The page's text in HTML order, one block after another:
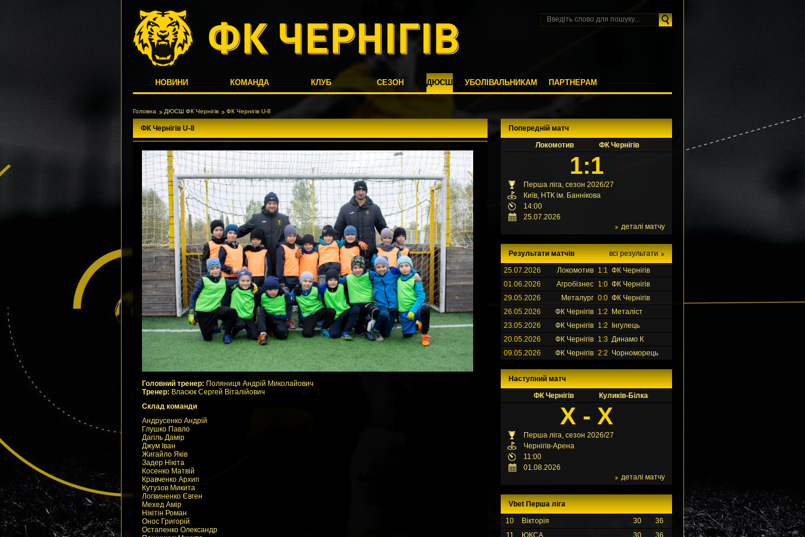
НОВИНИ КОМАНДА КЛУБ СЕЗОН ДЮСШ УБОЛІВАЛЬНИКАМ ПАРТНЕРАМ
Головна ДЮСШ ФК Чернігів ФК Чернігів U-8
ФК Чернігів U-8
Головний тренер: Поляниця Андрій Миколайович
Тренер: Власюк Сергей Віталійович
Склад команди
Андрусенко Андрій
Глушко Павло
Дагіль Дамір
Джум Іван
Жигайло Яків
Задер Нікіта
Косенко Матвій
Кравченко Архип
Кутузов Микита
Логвиненко Євген
Мехед Амір
Нікітін Роман
Онос Григорій
Остапенко Олександр
Попередній матч
Локомотив
ФК Чернігів
1:1
Перша ліга, сезон 2026/27
Київ, НТК ім. Баннікова
14:00
25.07.2026
деталі матчу
всі результати
Результати матчів
25.07.2026
Локомотив 1:1 ФК Чернігів
01.06.2026
Агробізнес 1:0 ФК Чернігів
29.05.2026
Металург 0:0 ФК Чернігів
26.05.2026
ФК Чернігів 1:2
Металіст
23.05.2026
ФК Чернігів 1:2
Інгулець
20.05.2026
ФК Чернігів 1:3 Динамо К
09.05.2026
ФК Чернігів 2:2 Чорноморець
Наступний матч
ФК Чернігів
Куликів-Білка
X - X
Перша ліга, сезон 2026/27
Чернігів-Арена
11:00
01.08.2026
деталі матчу
Vbet Перша ліга
10
Вікторія 30
36
11
ЮКСА 30 36